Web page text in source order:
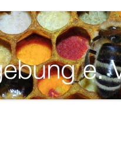
VARROAWETTER
LINKS
DOWNLOADS